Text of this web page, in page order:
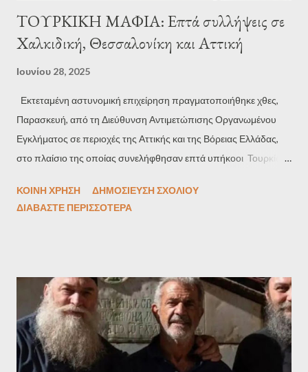
ΤΟΥΡΚΙΚΗ ΜΑΦΙΑ: Επτά συλλήψεις σε
Χαλκιδική, Θεσσαλονίκη και Αττική
Ιουνίου 28, 2025
Εκτεταμένη αστυνομική επιχείρηση πραγματοποιήθηκε χθες,
Παρασκευή, από τη Διεύθυνση Αντιμετώπισης Οργανωμένου
Εγκλήματος σε περιοχές της Αττικής και της Βόρειας Ελλάδας,
στο πλαίσιο της οποίας συνελήφθησαν επτά υπήκοοι Τουρκίας
ενώ εντοπίστηκαν και άτομα που διώκονται διεθνώς. Σύμφωνα
Καταπολέμησης Διακίνησης και Εμπορίας Ανθρώπων και
Αγαθών, καθώς και την Υποδιεύθυνση Αντιμετώπισης
Οργανωμένου Εγκλήματος Βορείου Ελλάδος. Σημαντική ήταν
επίσης η συνδρομή του Τμήματος Επιχειρησιακών Ομάδων.
Κατά τη διάρκεια της επιχείρησης πραγματοποιήθηκαν συνολικά
ΚΟΙΝΉ ΧΡΉΣΗ
ΔΗΜΟΣΊΕΥΣΗ ΣΧΟΛΊΟΥ
ΔΙΑΒΆΣΤΕ ΠΕΡΙΣΣΌΤΕΡΑ